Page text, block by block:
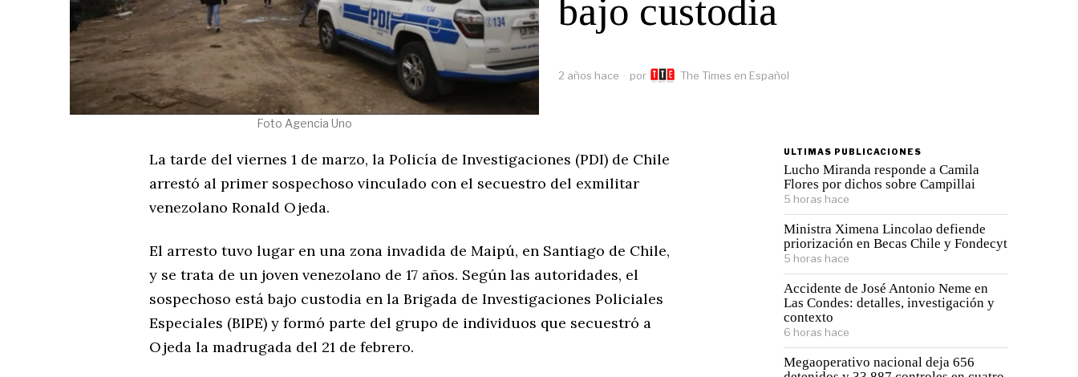
Foto Agencia Uno
bajo custodia
2 años hace por The Times en Español
La tarde del viernes 1 de marzo, la Policía de Investigaciones (PDI) de Chile
arrestó al primer sospechoso vinculado con el secuestro del exmilitar
venezolano Ronald Ojeda.
El arresto tuvo lugar en una zona invadida de Maipú, en Santiago de Chile,
y se trata de un joven venezolano de 17 años. Según las autoridades, el
sospechoso está bajo custodia en la Brigada de Investigaciones Policiales
Especiales (BIPE) y formó parte del grupo de individuos que secuestró a
Ojeda la madrugada del 21 de febrero.
ULTIMAS PUBLICACIONES
Lucho Miranda responde a Camila
Flores por dichos sobre Campillai
5 horas hace
Ministra Ximena Lincolao defiende
priorización en Becas Chile y Fondecyt
5 horas hace
Accidente de José Antonio Neme en
Las Condes: detalles, investigación y
contexto
6 horas hace
Megaoperativo nacional deja 656